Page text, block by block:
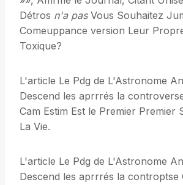
Détros n'a pasVous Souhaitez
Comeuppance version Leur
Toxique?
L'article Le Pdg de L'Astronome
Descend les aprrrés la
Cam Estim Est le Premier Premier
La Vie.
L'article Le Pdg de L'Astronome
Descend les aprrrés la controptse